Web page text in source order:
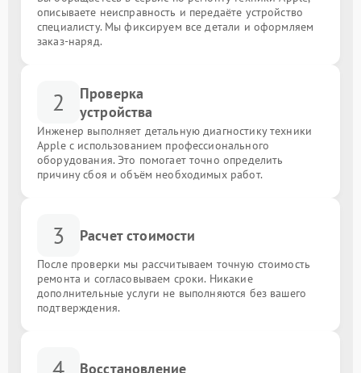
описываете неисправность и передаёте устройство
специалисту. Мы фиксируем все детали и оформляем
заказ-наряд.
2
Проверка
устройства
Инженер выполняет детальную диагностику техники
Apple с использованием профессионального
оборудования. Это помогает точно определить
причину сбоя и объём необходимых работ.
3 Расчет стоимости
После проверки мы рассчитываем точную стоимость
ремонта и согласовываем сроки. Никакие
дополнительные услуги не выполняются без вашего
подтверждения.
Восстановление